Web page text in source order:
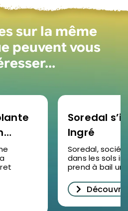
sur la même
peuvent vous
Soredal
Ingré
Soredal,
dans les sols
prend à bail un
Découvrir